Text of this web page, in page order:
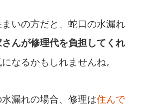
いの方だと、蛇口の水漏れ
さんが修理代を負担してくれ
なるかもしれませんね。
漏れの場合、修理は住んで